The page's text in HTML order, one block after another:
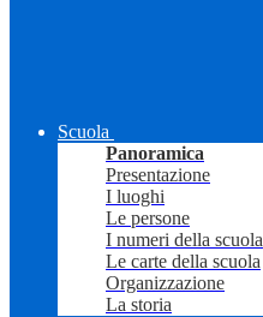
Scuola
Panoramica
Presentazione
I luoghi
Le persone
I numeri della scuola
Le carte della scuola
Organizzazione
La storia